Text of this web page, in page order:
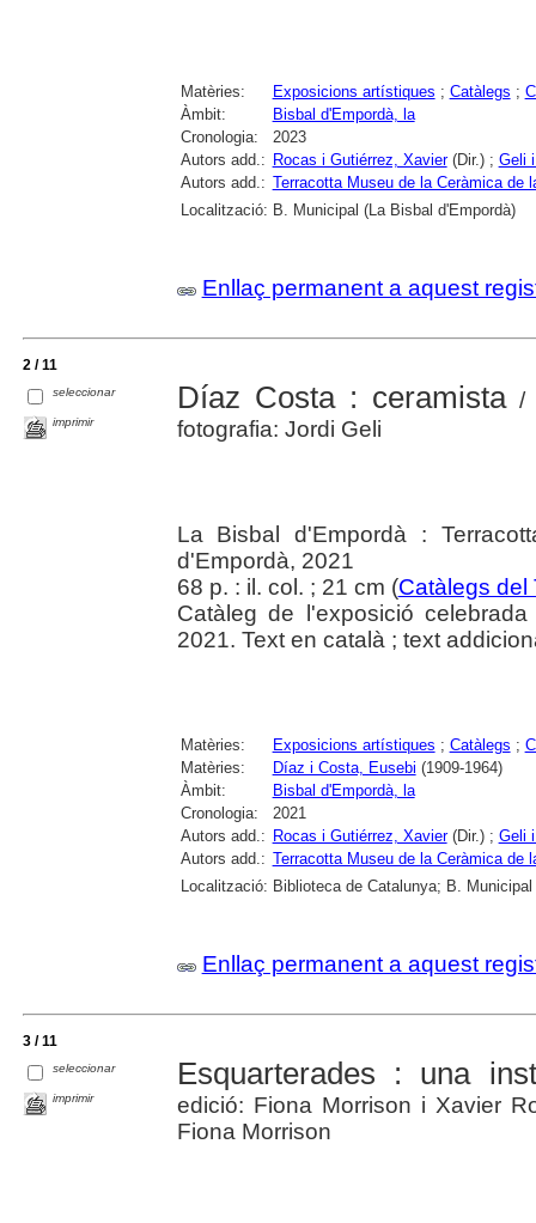
Matèries: Exposicions artístiques ; Catàlegs ;
Àmbit:
Bisbal d'Empordà, la
Cronologia:
2023
Autors add.: Rocas i Gutiérrez, Xavier(Dir.) ; Geli
Autors add.: Terracotta Museu de la Ceràmica de
Localització: B. Municipal (La Bisbal d'Empordà)
Enllaç permanent a aquest
2 / 11
seleccionar
imprimir
Díaz Costa : ceramista/
fotografia: Jordi Geli
La Bisbal d'Empordà :
d'Empordà, 2021
68 p. : il. col. ; 21 cm (Catàlegs del
Catàleg de l'exposició
2021. Text en català ; text
Matèries: Exposicions artístiques ; Catàlegs ;
Matèries:
Díaz i Costa, Eusebi (1909-1964)
Àmbit:
Bisbal d'Empordà, la
Cronologia:
2021
Autors add.: Rocas i Gutiérrez, Xavier(Dir.) ; Geli
Autors add.: Terracotta Museu de la Ceràmica de
Localització: Biblioteca de Catalunya; B.
Enllaç permanent a aquest
3 / 11
seleccionar
imprimir
Esquarterades : una
edició: Fiona Morrison i Xavier
Fiona Morrison